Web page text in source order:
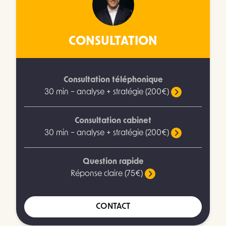
CONSULTATION
Consultation téléphonique
30 min – analyse + stratégie (200€)
Consultation cabinet
30 min – analyse + stratégie (200€)
Question rapide
Réponse claire (75€)
CONTACT